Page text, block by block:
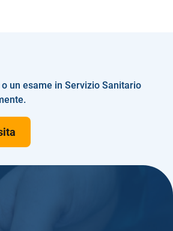
un esame in Servizio Sanitario